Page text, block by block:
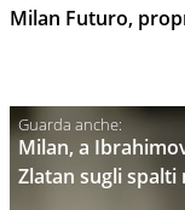
Milan Futuro,
Milan, a
Zlatan sugli